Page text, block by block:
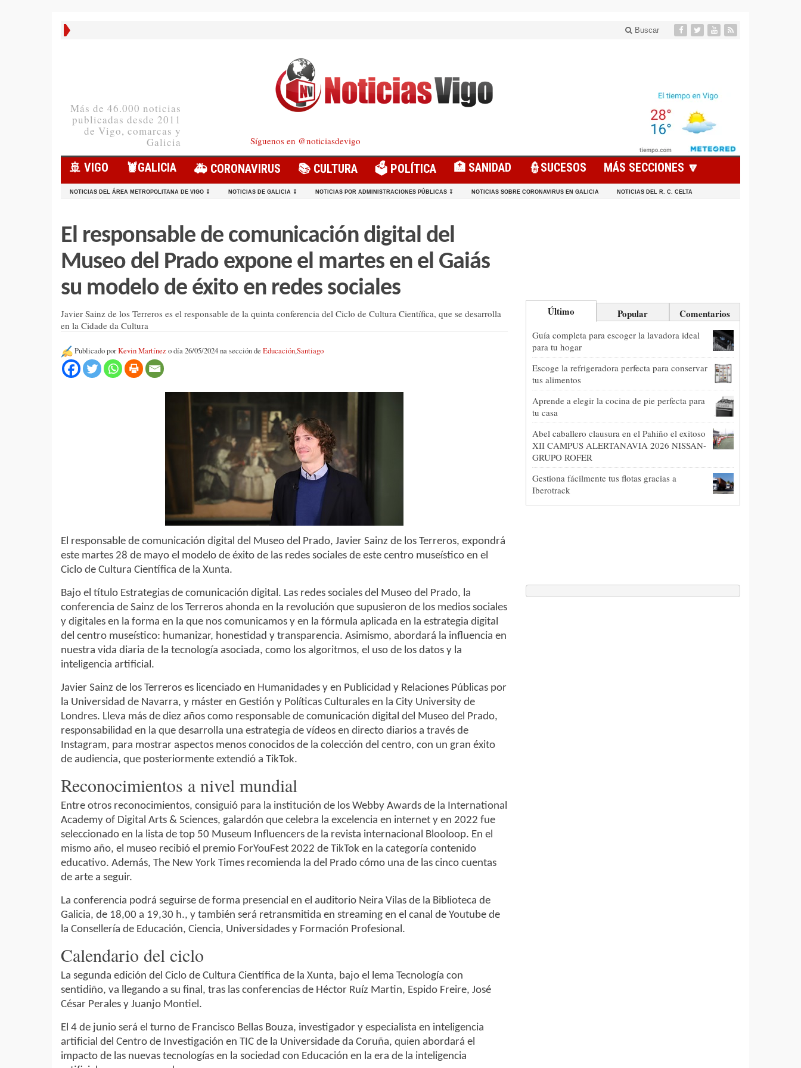
Buscar
Más de 46.000 noticias
publicadas desde 2011
de Vigo, comarcas y
Galicia
Síguenos en @noticiasdevigo
🚢 VIGO 🦞️GALICIA 🚑 CORONAVIRUS 📚 CULTURA 🗳️ POLÍTICA 🏥 SANIDAD 👮SUCESOS MÁS SECCIONES 🔽
NOTICIAS DEL ÁREA METROPOLITANA DE VIGO ↧ NOTICIAS DE GALICIA ↧ NOTICIAS POR ADMINISTRACIONES PÚBLICAS ↧ NOTICIAS SOBRE CORONAVIRUS EN GALICIA NOTICIAS DEL R. C. CELTA
El responsable de comunicación digital del
Museo del Prado expone el martes en el Gaiás
su modelo de éxito en redes sociales
Javier Sainz de los Terreros es el responsable de la quinta conferencia del Ciclo de Cultura Científica, que se desarrolla
en la Cidade da Cultura
Publicado porKevin Martínezo día 26/05/2024 na sección de Educación,Santiago
El responsable de comunicación digital del Museo del Prado, Javier Sainz de los Terreros, expondrá
este martes 28 de mayo el modelo de éxito de las redes sociales de este centro museístico en el
Ciclo de Cultura Científica de la Xunta.
Bajo el título Estrategias de comunicación digital. Las redes sociales del Museo del Prado, la
conferencia de Sainz de los Terreros ahonda en la revolución que supusieron de los medios sociales
y digitales en la forma en la que nos comunicamos y en la fórmula aplicada en la estrategia digital
del centro museístico: humanizar, honestidad y transparencia. Asimismo, abordará la influencia en
nuestra vida diaria de la tecnología asociada, como los algoritmos, el uso de los datos y la
inteligencia artificial.
Javier Sainz de los Terreros es licenciado en Humanidades y en Publicidad y Relaciones Públicas por
la Universidad de Navarra, y máster en Gestión y Políticas Culturales en la City University de
Londres. Lleva más de diez años como responsable de comunicación digital del Museo del Prado,
responsabilidad en la que desarrolla una estrategia de vídeos en directo diarios a través de
Instagram, para mostrar aspectos menos conocidos de la colección del centro, con un gran éxito
de audiencia, que posteriormente extendió a TikTok.
Reconocimientos a nivel mundial
Entre otros reconocimientos, consiguió para la institución de los Webby Awards de la International
Academy of Digital Arts & Sciences, galardón que celebra la excelencia en internet y en 2022 fue
seleccionado en la lista de top 50 Museum Influencers de la revista internacional Blooloop. En el
mismo año, el museo recibió el premio ForYouFest 2022 de TikTok en la categoría contenido
educativo. Además, The New York Times recomienda la del Prado cómo una de las cinco cuentas
de arte a seguir.
La conferencia podrá seguirse de forma presencial en el auditorio Neira Vilas de la Biblioteca de
Galicia, de 18,00 a 19,30 h., y también será retransmitida en streaming en el canal de Youtube de
la Consellería de Educación, Ciencia, Universidades y Formación Profesional.
Calendario del ciclo
La segunda edición del Ciclo de Cultura Científica de la Xunta, bajo el lema Tecnología con
sentidiño, va llegando a su final, tras las conferencias de Héctor Ruíz Martin, Espido Freire, José
César Perales y Juanjo Montiel.
El 4 de junio será el turno de Francisco Bellas Bouza, investigador y especialista en inteligencia
artificial del Centro de Investigación en TIC de la Universidade da Coruña, quien abordará el
impacto de las nuevas tecnologías en la sociedad con Educación en la era de la inteligencia
Último Popular Comentarios
Guía completa para escoger la lavadora ideal
para tu hogar
Escoge la refrigeradora perfecta para conservar
tus alimentos
Aprende a elegir la cocina de pie perfecta para
tu casa
Abel caballero clausura en el Pahiño el exitoso
XII CAMPUS ALERTANAVIA 2026 NISSAN-
GRUPO ROFER
Gestiona fácilmente tus flotas gracias a
Iberotrack